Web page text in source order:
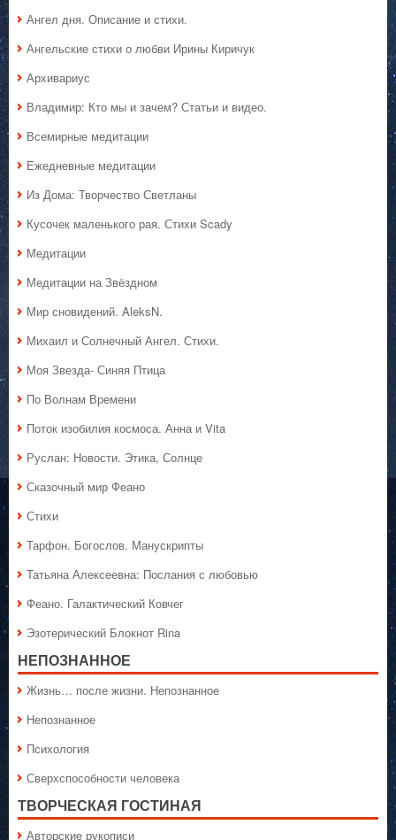
Ангел дня. Описание и стихи.
Ангельские стихи о любви Ирины Киричук
Архивариус
Владимир: Кто мы и зачем? Статьи и видео.
Всемирные медитации
Ежедневные медитации
Из Дома: Творчество Светланы
Кусочек маленького рая. Стихи Scady
Медитации
Медитации на Звёздном
Мир сновидений. AleksN.
Михаил и Солнечный Ангел. Стихи.
Моя Звезда- Синяя Птица
По Волнам Времени
Поток изобилия космоса. Анна и Vita
Руслан: Новости. Этика, Солнце
Сказочный мир Феано
Стихи
Тарфон. Богослов. Манускрипты
Татьяна Алексеевна: Послания с любовью
Феано. Галактический Ковчег
Эзотерический Блокнот Rina
НЕПОЗНАННОЕ
Жизнь… после жизни. Непознанное
Непознанное
Психология
Сверхспособности человека
ТВОРЧЕСКАЯ ГОСТИНАЯ
Авторские рукописи